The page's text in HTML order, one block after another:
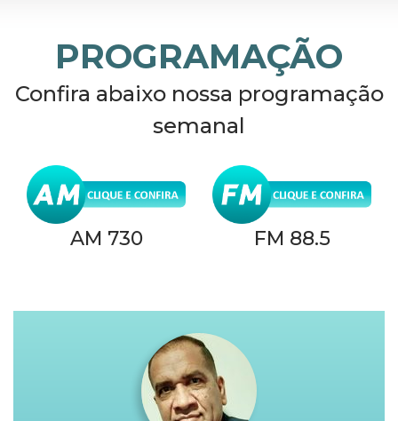
PROGRAMAÇÃO
Confira abaixo nossa programação
semanal
AM 730 FM 88.5